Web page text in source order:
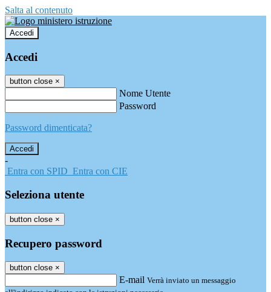
Salta al contenuto
Accedi
Accedi
button close ×
Nome Utente
Password
Password dimenticata?
-
Entra con SPID Entra con CIE
Seleziona utente
button close ×
Recupero password
button close ×
E-mail Verrà inviato un messaggio